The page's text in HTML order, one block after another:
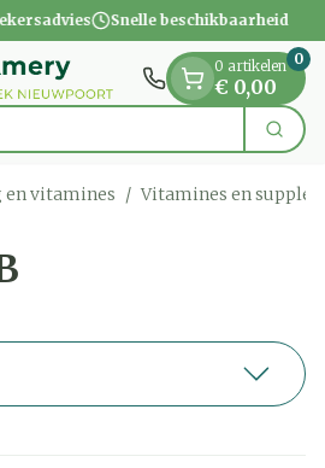
Snelle beschikbaarheid
Zoek
0 artikelen
€ 0,00
0
en vitamines / Vitamines en